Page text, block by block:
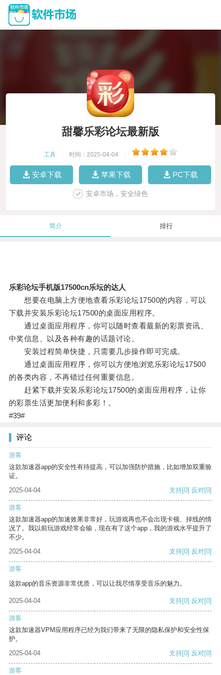
甜馨乐彩论坛最新版
工具 时间：2025-04-04
安卓下载 苹果下载 PC下载
安卓市场，安全绿色
简介 排行
乐彩论坛手机版17500cn乐坛的达人
想要在电脑上方便地查看乐彩论坛17500的内容，可以
下载并安装乐彩论坛17500的桌面应用程序。
通过桌面应用程序，你可以随时查看最新的彩票资讯、
中奖信息、以及各种有趣的话题讨论。
安装过程简单快捷，只需要几步操作即可完成。
通过桌面应用程序，你可以方便地浏览乐彩论坛17500
的各类内容，不再错过任何重要信息。
赶紧下载并安装乐彩论坛17500的桌面应用程序，让你
的彩票生活更加便利和多彩！。
#39#
评论
游客
这款加速器app的安全性有待提高，可以加强防护措施，比如增加双重验
证。
2025-04-04
支持[0] 反对[0]
游客
这款加速器app的加速效果非常好，玩游戏再也不会出现卡顿、掉线的情
况了。我以前玩游戏经常会输，现在有了这个app，我的游戏水平提升了
不少。
2025-04-04
支持[0] 反对[0]
游客
这款app的音乐资源非常优质，可以让我尽情享受音乐的魅力。
2025-04-04 支持[0] 反对[0]
游客
这款加速器VPM应用程序已经为我们带来了无限的隐私保护和安全性保
护。
2025-04-04
支持[0] 反对[0]
游客